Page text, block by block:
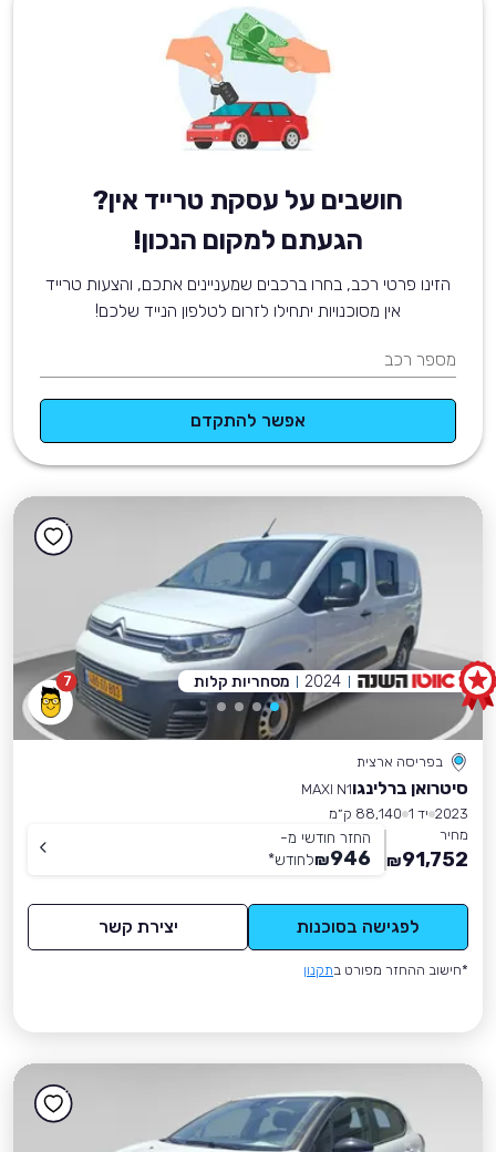
חושבים על עסקת טרייד אין?
הגעתם למקום הנכון!
הזינו פרטי רכב, בחרו ברכבים שמעניינים אתכם, והצעות טרייד
אין מסוכנויות יתחילו לזרום לטלפון הנייד שלכם!
מספר רכב
אפשר להתקדם
7
בפריסה ארצית
סיטרואן ברלינגוMAXI N1
2023 יד 1
88,140 ק״מ
מחיר
91,752
₪
החזר חודשי מ-
946
₪לחודש*
לפגישה בסוכנות יצירת קשר
*חישוב ההחזר מפורט בתקנון
2024 מסחריות קלות